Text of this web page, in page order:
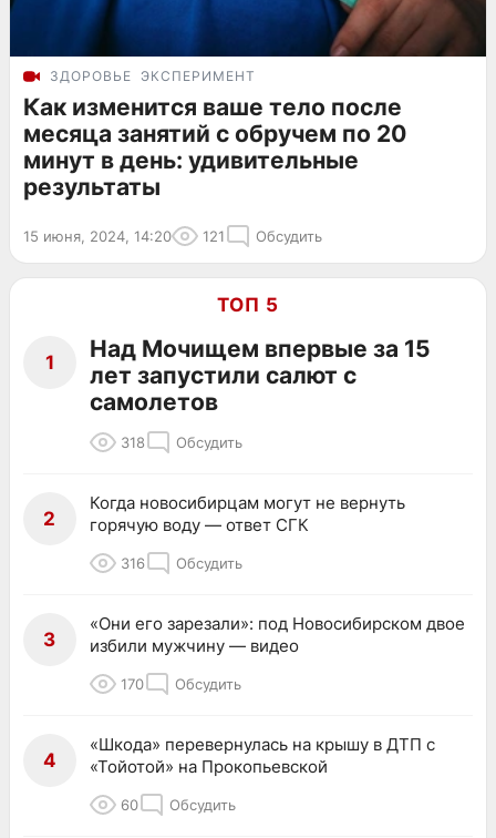
ЗДОРОВЬЕ ЭКСПЕРИМЕНТ
Как изменится ваше тело после
месяца занятий с обручем по 20
минут в день: удивительные
результаты
15 июня, 2024, 14:20 121 Обсудить
ТОП 5
1
Над Мочищем впервые за 15
лет запустили салют с
самолетов
318 Обсудить
2
Когда новосибирцам могут не вернуть
горячую воду — ответ СГК
316 Обсудить
3
«Они его зарезали»: под Новосибирском двое
избили мужчину — видео
170 Обсудить
4
«Шкода» перевернулась на крышу в ДТП с
«Тойотой» на Прокопьевской
60 Обсудить